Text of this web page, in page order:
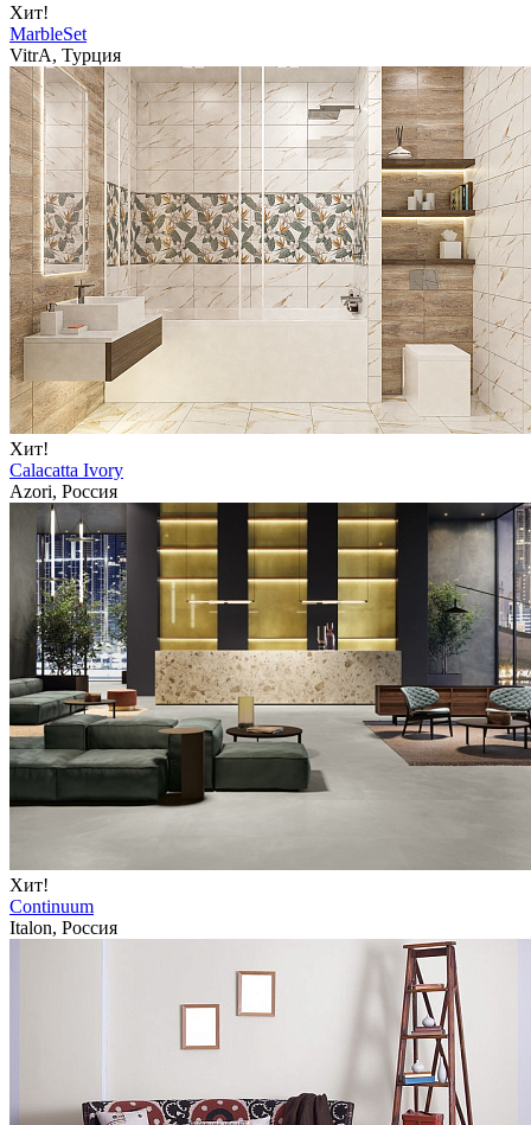
Хит!
MarbleSet
VitrA, Турция
Хит!
Calacatta Ivory
Azori, Россия
Хит!
Continuum
Italon, Россия